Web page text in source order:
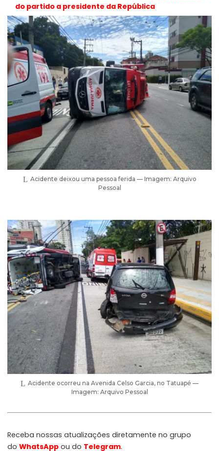
do partido a presidente da República
Acidente deixou uma pessoa ferida — Imagem: Arquivo
Pessoal
Acidente ocorreu na Avenida Celso Garcia, no Tatuapé —
Imagem: Arquivo Pessoal
Receba nossas atualizações diretamente no grupo
do WhatsApp ou do Telegram.